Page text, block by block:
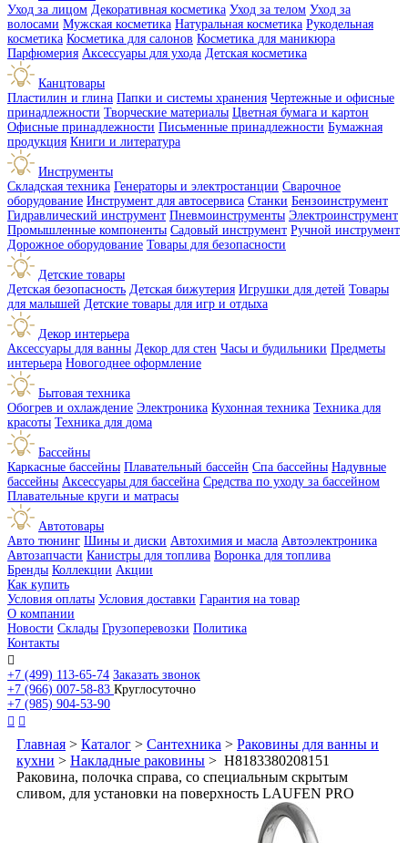
Уход за лицом Декоративная косметика Уход за телом Уход за
волосами Мужская косметика Натуральная косметика Рукодельная
косметика Косметика для салонов Косметика для маникюра
Парфюмерия Аксессуары для ухода Детская косметика
Канцтовары
Пластилин и глина Папки и системы хранения Чертежные и офисные
принадлежности Творческие материалы Цветная бумага и картон
Офисные принадлежности Письменные принадлежности Бумажная
продукция Книги и литература
Инструменты
Складская техника Генераторы и электростанции Сварочное
оборудование Инструмент для автосервиса Станки Бензоинструмент
Гидравлический инструмент Пневмоинструменты Электроинструмент
Промышленные компоненты Садовый инструмент Ручной инструмент
Дорожное оборудование Товары для безопасности
Детские товары
Детская безопасность Детская бижутерия Игрушки для детей Товары
для малышей Детские товары для игр и отдыха
Декор интерьера
Аксессуары для ванны Декор для стен Часы и будильники Предметы
интерьера Новогоднее оформление
Бытовая техника
Обогрев и охлаждение Электроника Кухонная техника Техника для
красоты Техника для дома
Бассейны
Каркасные бассейны Плавательный бассейн Спа бассейны Надувные
бассейны Аксессуары для бассейна Средства по уходу за бассейном
Плавательные круги и матрасы
Автотовары
Авто тюнинг Шины и диски Автохимия и масла Автоэлектроника
Автозапчасти Канистры для топлива Воронка для топлива
Бренды Коллекции Акции
Как купить
Условия оплаты Условия доставки Гарантия на товар
О компании
Новости Склады Грузоперевозки Политика
Контакты

+7 (499) 113-65-74 Заказать звонок
+7 (966) 007-58-83 Круглосуточно
+7 (985) 904-53-90
 
Главная > Каталог > Сантехника > Раковины для ванны и
кухни > Накладные раковины > H8183380208151
Раковина, полочка справа, со специальным скрытым
сливом, для установки на поверхность LAUFEN PRO